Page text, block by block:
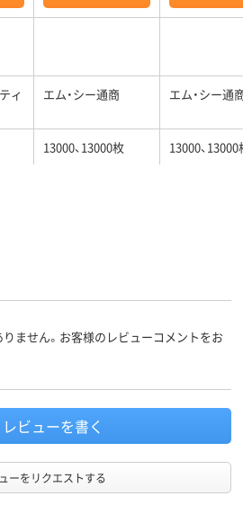
ィ
エム・シー通商 エム・シー通
13000、13000枚 13000、13000
ません。お客様のレビューコメントをお
レビューを書く
ーをリクエストする